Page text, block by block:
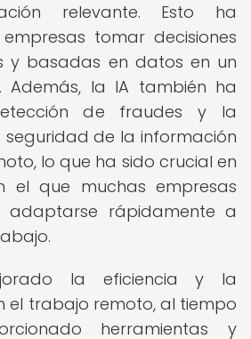
relevante. Esto ha
tomar decisiones
y basadas en datos en un
Además, la IA también ha
de fraudes y la
de la información
lo que ha sido crucial en
el que muchas empresas
adaptarse rápidamente a
la eficiencia y la
el trabajo remoto, al tiempo
herramientas y